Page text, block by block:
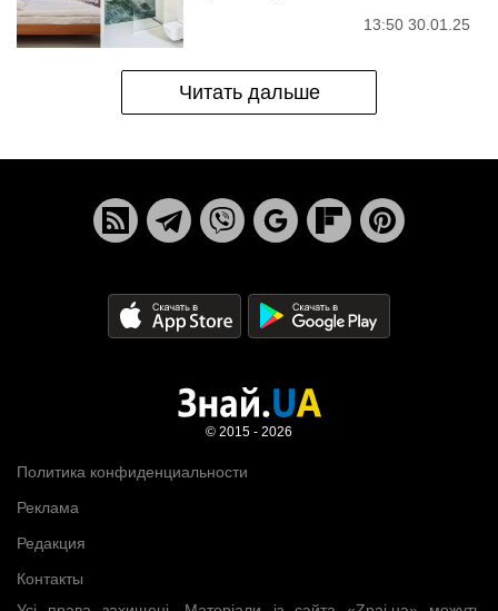
13:50 30.01.25
Читать дальше
Политика конфиденциальности
Реклама
Редакция
Контакты
© 2015 - 2026